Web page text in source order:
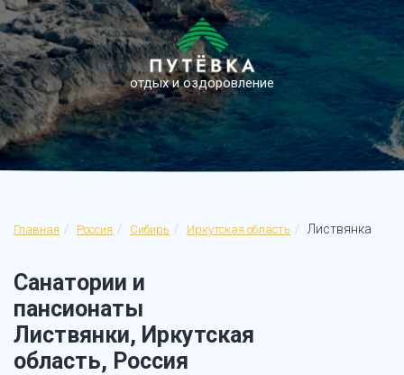
отдых и оздоровление
Главная Россия Сибирь Иркутская область Листвянка
Санатории и
пансионаты
Листвянки, Иркутская
область, Россия